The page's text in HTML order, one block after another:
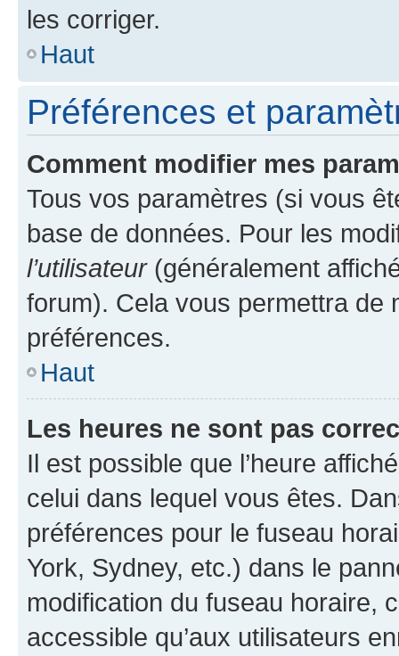
les corriger.
Haut
Préférences et
Comment modifier mes
Tous vos paramètres (si vous
base de données. Pour les
l’utilisateur(généralement
forum). Cela vous permettra de
préférences.
Haut
Les heures ne sont pas
Il est possible que l’heure
celui dans lequel vous êtes.
préférences pour le fuseau
York, Sydney, etc.) dans le
modification du fuseau horaire,
accessible qu’aux utilisateurs